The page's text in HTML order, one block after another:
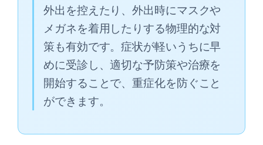
外出を控えたり、外出時にマスクや
メガネを着用したりする物理的な対
策も有効です。症状が軽いうちに早
めに受診し、適切な予防策や治療を
開始することで、重症化を防ぐこと
ができます。